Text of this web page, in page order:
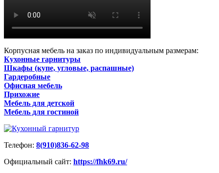
Корпусная мебель на заказ по индивидуальным размерам:
Кухонные гарнитуры
Шкафы (купе, угловые, распашные)
Гардеробные
Офисная мебель
Прихожие
Мебель для детской
Мебель для гостиной
Телефон: 8(910)836-62-98
Официальный сайт: https://fhk69.ru/